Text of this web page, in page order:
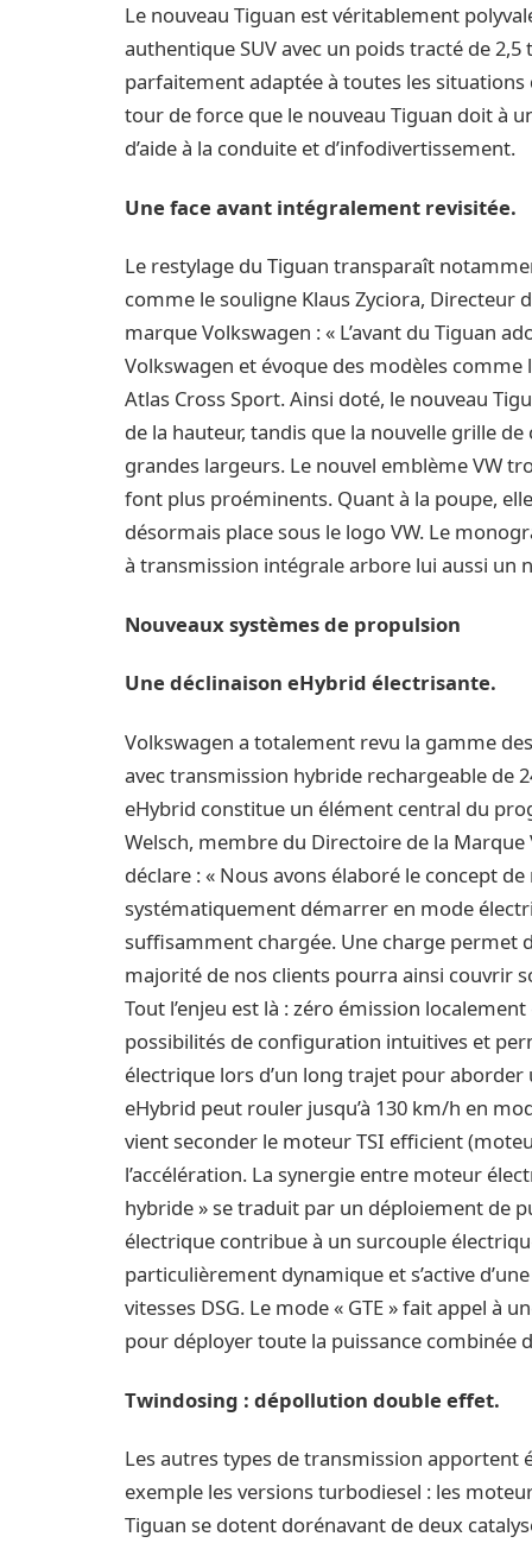
Le nouveau Tiguan est véritablement
authentique SUV avec un poids tracté de
parfaitement adaptée à toutes les
tour de force que le nouveau Tiguan doit à
d’aide à la conduite et d’infodivertissement.
Une face avant intégralement revisitée.
Le restylage du Tiguan transparaît
comme le souligne Klaus Zyciora, Directeur
marque Volkswagen : « L’avant du Tiguan
Volkswagen et évoque des modèles
Atlas Cross Sport. Ainsi doté, le nouveau
de la hauteur, tandis que la nouvelle grille
grandes largeurs. Le nouvel emblème VW
font plus proéminents. Quant à la poupe,
désormais place sous le logo VW. Le
à transmission intégrale arbore lui aussi un
Nouveaux systèmes de propulsion
Une déclinaison eHybrid électrisante.
Volkswagen a totalement revu la gamme
avec transmission hybride rechargeable de
eHybrid constitue un élément central du
Welsch, membre du Directoire de la
déclare : « Nous avons élaboré le concept
systématiquement démarrer en mode
suffisamment chargée. Une charge permet
majorité de nos clients pourra ainsi couvrir
Tout l’enjeu est là : zéro émission
possibilités de configuration intuitives et
électrique lors d’un long trajet pour
eHybrid peut rouler jusqu’à 130 km/h en
vient seconder le moteur TSI efficient
l’accélération. La synergie entre moteur
hybride » se traduit par un déploiement de
électrique contribue à un surcouple
particulièrement dynamique et s’active
vitesses DSG. Le mode « GTE » fait appel à
pour déployer toute la puissance combinée
Twindosing : dépollution double effet.
Les autres types de transmission apportent
exemple les versions turbodiesel : les
Tiguan se dotent dorénavant de deux